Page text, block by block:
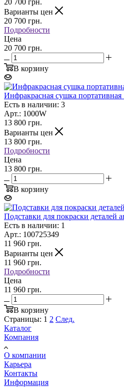
Варианты цен
20 700 грн.
Подробности
Цена
20 700 грн.
В корзину
Инфракрасная сушка портативная
Есть в наличии: 3
Арт.: 1000W
13 800 грн.
Варианты цен
13 800 грн.
Подробности
Цена
13 800 грн.
В корзину
Подставки для покраски деталей
Есть в наличии: 1
Арт.: 100725349
11 960 грн.
Варианты цен
11 960 грн.
Подробности
Цена
11 960 грн.
В корзину
Страницы: 1 2 След.
Каталог
Компания
О компании
Карьера
Контакты
Информация